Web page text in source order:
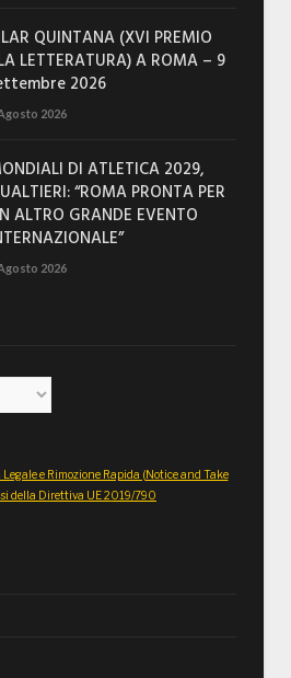
QUINTANA (XVI PREMIO
LETTERATURA) A ROMA – 9
2026
2026
DI ATLETICA 2029,
“ROMA PRONTA PER
ALTRO GRANDE EVENTO
2026
Legale e Rimozione Rapida (Notice and Take
della Direttiva UE 2019/790